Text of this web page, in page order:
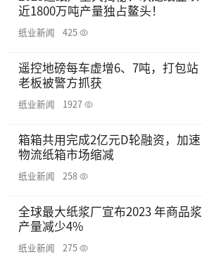
近1800万吨产量独占鳌头！
纸业新闻 425
遥控地磅每车虚增6、7吨，打包站
老板被警方抓获
纸业新闻 1927
箱箱共用完成2亿元D轮融资，加速
物流纸箱市场缩减
纸业新闻 258
全球最大纸浆厂宣布2023 年商品浆
产量减少4%
纸业新闻 275